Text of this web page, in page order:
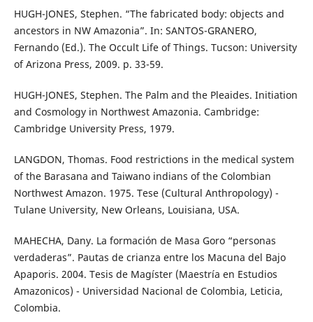
HUGH-JONES, Stephen. “The fabricated body: objects and
ancestors in NW Amazonia”. In: SANTOS-GRANERO,
Fernando (Ed.). The Occult Life of Things. Tucson: University
of Arizona Press, 2009. p. 33-59.
HUGH-JONES, Stephen. The Palm and the Pleaides. Initiation
and Cosmology in Northwest Amazonia. Cambridge:
Cambridge University Press, 1979.
LANGDON, Thomas. Food restrictions in the medical system
of the Barasana and Taiwano indians of the Colombian
Northwest Amazon. 1975. Tese (Cultural Anthropology) -
Tulane University, New Orleans, Louisiana, USA.
MAHECHA, Dany. La formación de Masa Goro “personas
verdaderas”. Pautas de crianza entre los Macuna del Bajo
Apaporis. 2004. Tesis de Magíster (Maestría en Estudios
Amazonicos) - Universidad Nacional de Colombia, Leticia,
Colombia.